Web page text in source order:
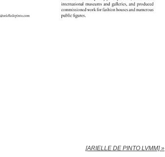
[ARIELLE DE PINTO LVMM] »